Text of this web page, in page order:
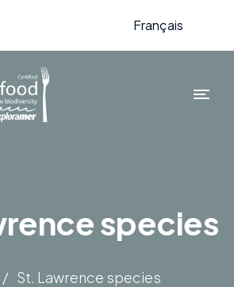
Français
species
/ St. Lawrence species